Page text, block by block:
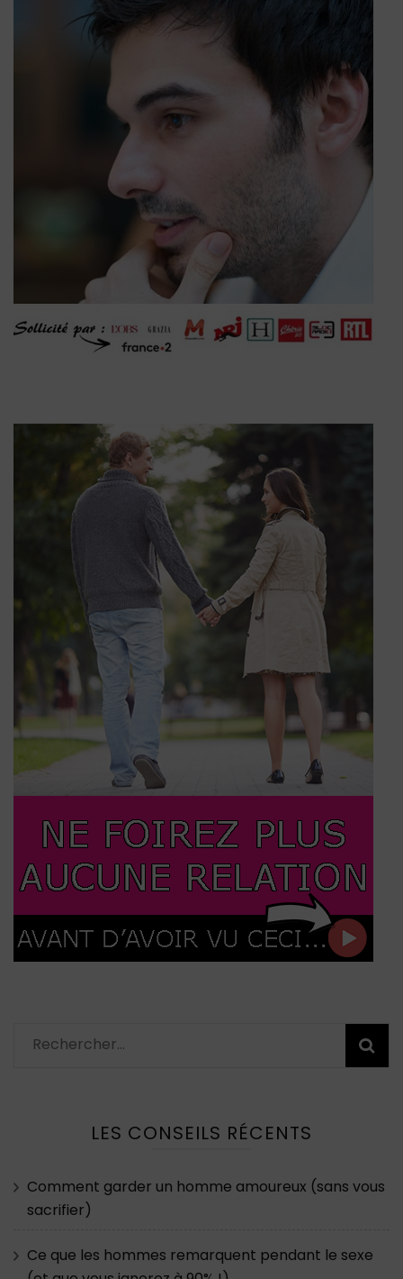
Rechercher :
LES CONSEILS RÉCENTS
Comment garder un homme amoureux (sans vous
sacrifier)
Ce que les hommes remarquent pendant le sexe